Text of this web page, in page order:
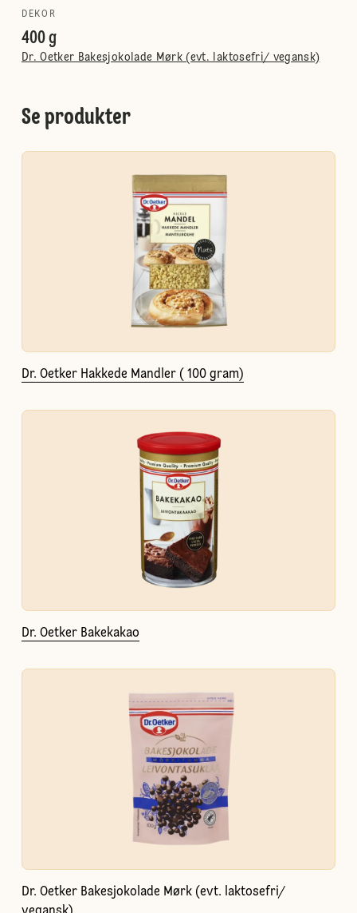
DEKOR
400 g
Dr. Oetker Bakesjokolade Mørk (evt. laktosefri/ vegansk)
Se produkter
Dr. Oetker Hakkede Mandler ( 100 gram)
Dr. Oetker Bakekakao
Dr. Oetker Bakesjokolade Mørk (evt. laktosefri/